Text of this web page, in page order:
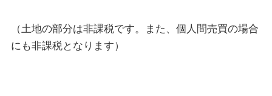
（土地の部分は非課税です。また、個人間売買の場合
にも非課税となります）